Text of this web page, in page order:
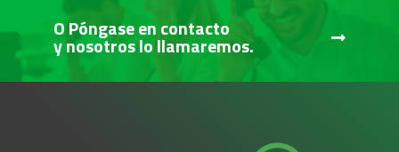
O Póngase en contacto
y nosotros lo llamaremos.